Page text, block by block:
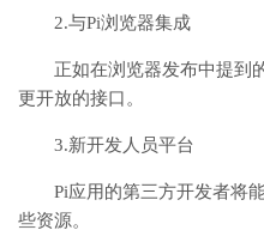
2.与Pi浏览器集成
正如在浏览器发布中提到
更开放的接口。
3.新开发人员平台
Pi应用的第三方开发者将
些资源。